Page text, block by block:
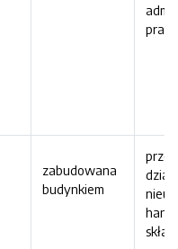
zabudowana
budynkiem